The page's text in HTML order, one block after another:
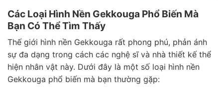
Các Loại Hình Nền Gekkouga Phổ Biến Mà
Bạn Có Thể Tìm Thấy
Thế giới hình nền Gekkouga rất phong phú, phản ánh
sự đa dạng trong cách các nghệ sĩ và nhà thiết kế thể
hiện nhân vật này. Dưới đây là một số loại hình nền
Gekkouga phổ biến mà bạn thường gặp: